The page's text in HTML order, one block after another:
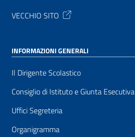
VECCHIO SITO
INFORMAZIONI GENERALI
Il Dirigente Scolastico
Consiglio di Istituto e Giunta Esecutiva
Uffici Segreteria
Organigramma